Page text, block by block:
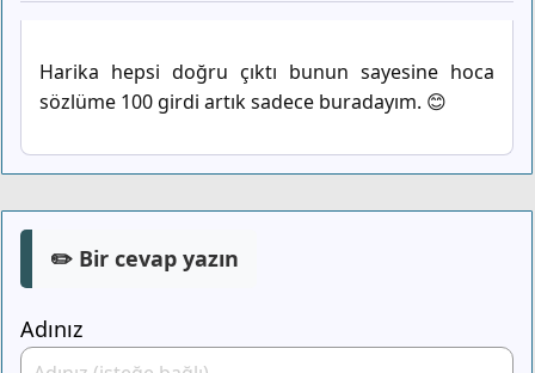
Harika hepsi doğru çıktı bunun sayesine hoca
sözlüme 100 girdi artık sadece buradayım. 😊
✏️ Bir cevap yazın
Adınız